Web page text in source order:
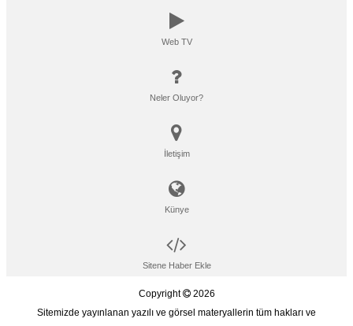
Web TV
Neler Oluyor?
İletişim
Künye
Sitene Haber Ekle
Copyright
2026
Sitemizde yayınlanan yazılı ve görsel materyallerin tüm hakları ve